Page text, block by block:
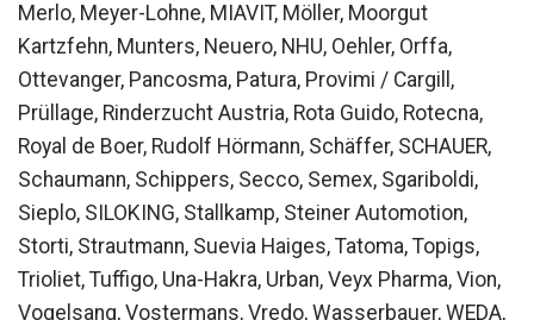
Merlo, Meyer-Lohne, MIAVIT, Möller, Moorgut
Kartzfehn, Munters, Neuero, NHU, Oehler, Orffa,
Ottevanger, Pancosma, Patura, Provimi / Cargill,
Prüllage, Rinderzucht Austria, Rota Guido, Rotecna,
Royal de Boer, Rudolf Hörmann, Schäffer, SCHAUER,
Schaumann, Schippers, Secco, Semex, Sgariboldi,
Sieplo, SILOKING, Stallkamp, Steiner Automotion,
Storti, Strautmann, Suevia Haiges, Tatoma, Topigs,
Trioliet, Tuffigo, Una-Hakra, Urban, Veyx Pharma, Vion,
Vogelsang, Vostermans, Vredo, Wasserbauer, WEDA,